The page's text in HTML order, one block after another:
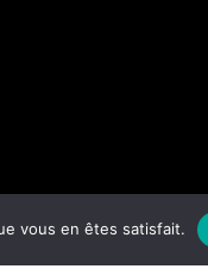
vous en êtes satisfait.